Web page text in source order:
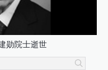
勋院士逝世